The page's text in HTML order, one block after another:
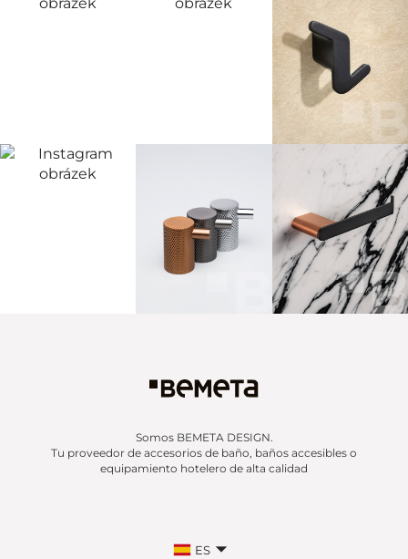
Somos BEMETA DESIGN.
Tu proveedor de accesorios de baño, baños accesibles o
equipamiento hotelero de alta calidad
ES